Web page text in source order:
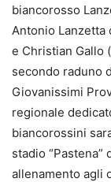
biancorosso
Antonio Lanzetta
e Christian Gallo
secondo raduno
Giovanissimi
regionale
biancorossini
stadio
allenamento agli